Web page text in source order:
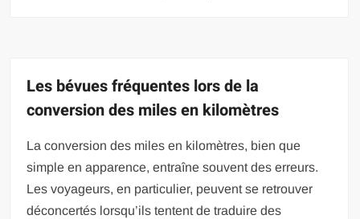
Les bévues fréquentes lors de la
conversion des miles en kilomètres
La conversion des miles en kilomètres, bien que
simple en apparence, entraîne souvent des erreurs.
Les voyageurs, en particulier, peuvent se retrouver
déconcertés lorsqu’ils tentent de traduire des